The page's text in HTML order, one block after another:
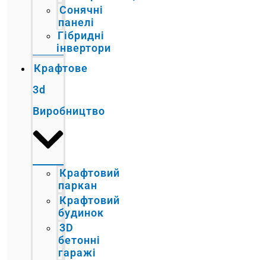
Сонячні
панелі
Гібридні
інвертори
Крафтове
3d
Виробництво
Крафтовий
паркан
Крафтовий
будинок
3D
бетонні
гаражі